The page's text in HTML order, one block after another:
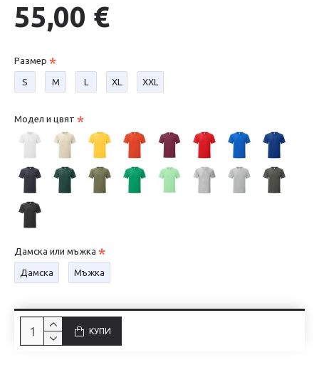
55,00 €
Размер
S М L XL XXL
Модел и цвят
Дамска или мъжка
Дамска Мъжка
КУПИ